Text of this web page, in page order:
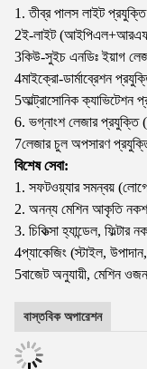
1. তীব্র পালস লাইট প্রযুক্তি
2ই-লাইট
3কিউ-সুইচ এনডিঃ ইয়াগ
4মাইক্রো-ডার্মাব্রেশন
5আল্ট্রাসোনিক ক্যাভিটেশন
6. ভগ্নাংশ লেজার
7লেজার চুল অপসারণ
বিশেষ সেবা:
1. সফটওয়্যার সমন্বয়
2. অনন্য মেশিন আকৃতি
3. চিকিত্সা হ্যান্ডেল, ফিল্টার
4প্যাকেজিং (স্টাইল,
5বাজেট অনুযায়ী, মেশিন
বাস্তবিক অপারেশন